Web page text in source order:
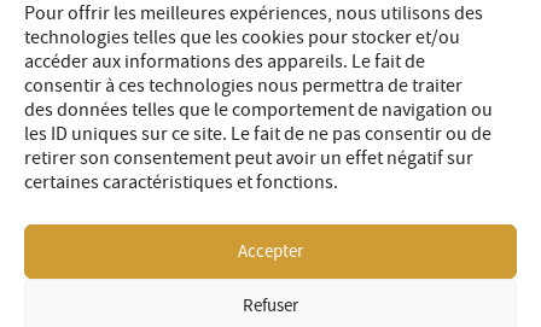
Pour offrir les meilleures expériences, nous utilisons des
technologies telles que les cookies pour stocker et/ou
accéder aux informations des appareils. Le fait de
consentir à ces technologies nous permettra de traiter
des données telles que le comportement de navigation ou
les ID uniques sur ce site. Le fait de ne pas consentir ou de
retirer son consentement peut avoir un effet négatif sur
certaines caractéristiques et fonctions.
Accepter
Refuser
© 2026 OR Royalties Inc